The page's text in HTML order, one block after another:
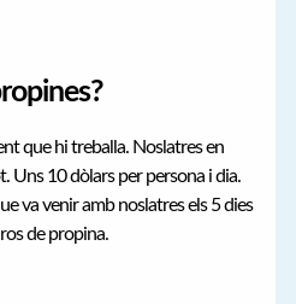
que hi treballa. Noslatres en
Uns 10 dòlars per persona i dia.
va venir amb noslatres els 5 dies
de propina.